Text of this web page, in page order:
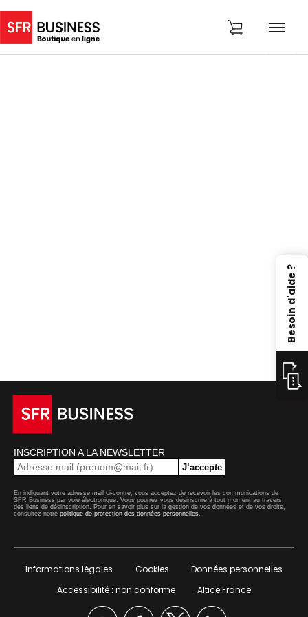
Besoin d'aide ?
INSCRIPTION A LA NEWSLETTER
J’accepte
En indiquant votre adresse mail ci-contre, vous acceptez de recevoir les communications de
SFR Business par voie électronique. Vous pourrez vous désinscrire à tout moment au travers
des liens de désinscription. Pour en savoir plus sur la gestion de vos données et de vos droits,
consultez notre politique de protection des données personnelles.
Informations légales Cookies
Données personnelles
Accessibilité : non conforme
Altice France